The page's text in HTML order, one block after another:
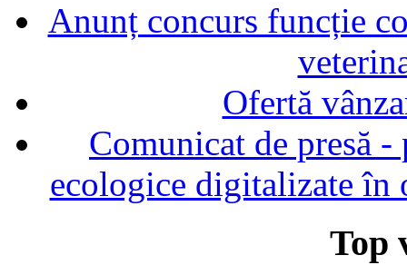
Anunț concurs funcție
Ofertă
Comunicat de presă
ecologice digitalizate în
Top